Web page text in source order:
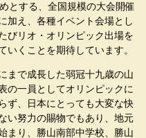
とする、全国規模の大会開催
加え、各種イベント会場とし
びリオ・オリンピック出場を
くことを期待しています。
まで成長した弱冠十九歳の山
の一員としてオリンピックに
ず、日本にとっても大変な快
い努力の賜物でもあり、地元
まり、勝山南部中学校、勝山